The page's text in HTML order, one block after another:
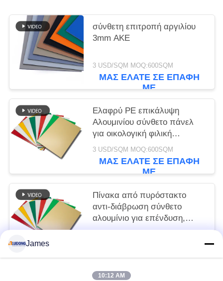
σύνθετη επιτροπή αργιλίου
3mm ΑΚΕ
3 USD/SQM MOQ:600SQM
ΜΑΣ ΕΛΆΤΕ ΣΕ ΕΠΑΦΉ
ΜΕ
Ελαφρύ PE επικάλυψη
Αλουμινίου σύνθετο πάνελ
για οικολογική φιλική
σήμανση, μπροστινή πλευρά
του καταστήματος, εσωτερική
3 USD/SQM MOQ:600SQM
ΜΑΣ ΕΛΆΤΕ ΣΕ ΕΠΑΦΉ
ΜΕ
Πίνακα από πυρόστακτο
αντι-διάβρωση σύνθετο
αλουμίνιο για επένδυση,
τοίχους κουρτίνας, εσωτερική
ΜΕ
James
10:12 AM